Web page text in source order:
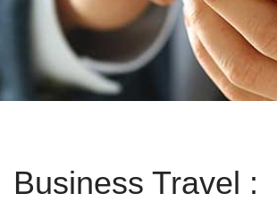
Business Travel :